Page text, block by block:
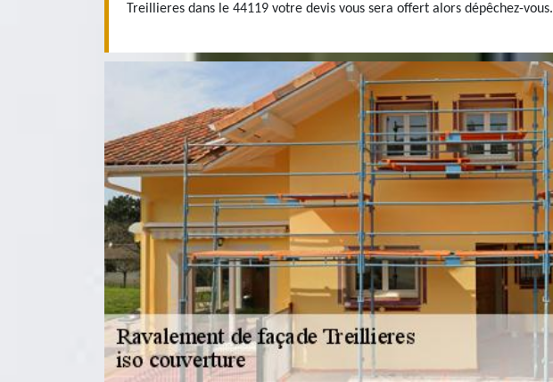
Treillieres dans le 44119 votre devis vous sera offert alors dépêchez-vous.